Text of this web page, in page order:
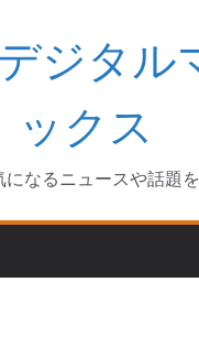
ジタル
ックス
になるニュースや話題